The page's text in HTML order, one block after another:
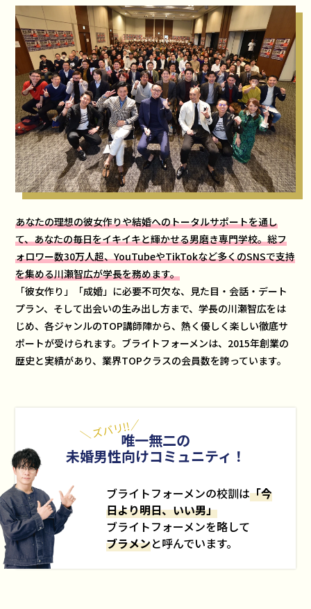
あなたの理想の彼女作りや結婚へのトータルサポートを通し
て、あなたの毎日をイキイキと輝かせる男磨き専門学校。総フ
ォロワー数30万人超、YouTubeやTikTokなど多くのSNSで支持
を集める川瀬智広が学長を務めます。
「彼女作り」「成婚」に必要不可欠な、見た目・会話・デート
プラン、そして出会いの生み出し方まで、学長の川瀬智広をは
じめ、各ジャンルのTOP講師陣から、熱く優しく楽しい徹底サ
ポートが受けられます。ブライトフォーメンは、2015年創業の
歴史と実績があり、業界TOPクラスの会員数を誇っています。
唯一無二の
未婚男性向けコミュニティ！
ブライトフォーメンの校訓は「今
日より明日、いい男」
ブライトフォーメンを略して
ブラメンと呼んでいます。